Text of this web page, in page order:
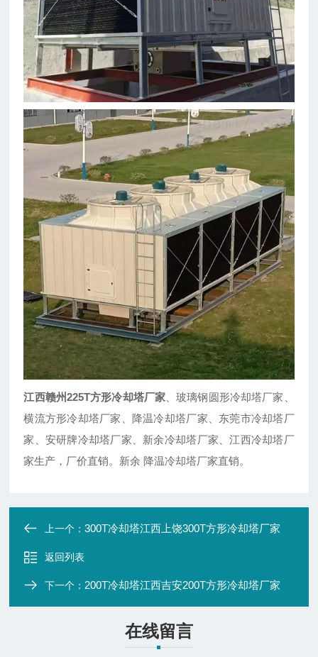
江西赣州225T方形冷却塔厂家、玻璃钢圆形冷却塔厂家、
横流方形冷却塔厂家、降温冷却塔厂家、东莞市冷却塔厂
家、安研牌冷却塔厂家、新余冷却塔厂家、江西冷却塔厂
家生产，厂价直销。新余 降温冷却塔厂家直销。
上一个：300T冷却塔江西上饶300T方形冷却塔厂家
返回列表
下一个：200T冷却塔江西吉安200T方形冷却塔厂家
在线留言